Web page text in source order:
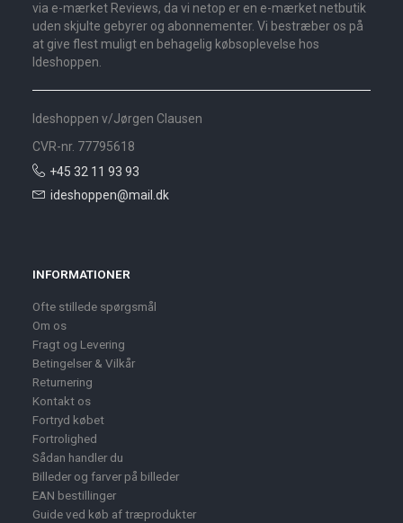
via e-mærket Reviews, da vi netop er en e-mærket netbutik
uden skjulte gebyrer og abonnementer. Vi bestræber os på
at give flest muligt en behagelig købsoplevelse hos
Ideshoppen.
Ideshoppen v/Jørgen Clausen
CVR-nr. 77795618
+45 32 11 93 93
ideshoppen@mail.dk
INFORMATIONER
Ofte stillede spørgsmål
Om os
Fragt og Levering
Betingelser & Vilkår
Returnering
Kontakt os
Fortryd købet
Fortrolighed
Sådan handler du
Billeder og farver på billeder
EAN bestillinger
Guide ved køb af træprodukter